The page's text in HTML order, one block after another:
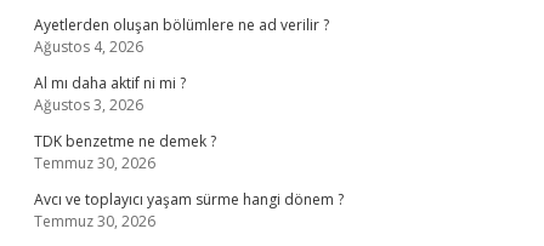
Ayetlerden oluşan bölümlere ne ad verilir ?
Ağustos 4, 2026
Al mı daha aktif ni mi ?
Ağustos 3, 2026
TDK benzetme ne demek ?
Temmuz 30, 2026
Avcı ve toplayıcı yaşam sürme hangi dönem ?
Temmuz 30, 2026